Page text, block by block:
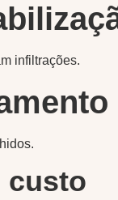
infiltrações.
custo